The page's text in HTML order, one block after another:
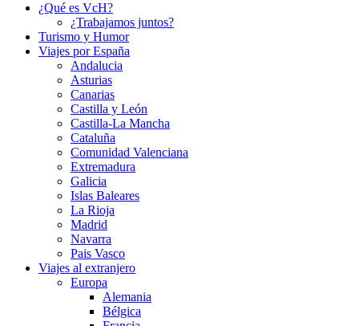
¿Qué es VcH?
¿Trabajamos juntos?
Turismo y Humor
Viajes por España
Andalucia
Asturias
Canarias
Castilla y León
Castilla-La Mancha
Cataluña
Comunidad Valenciana
Extremadura
Galicia
Islas Baleares
La Rioja
Madrid
Navarra
Pais Vasco
Viajes al extranjero
Europa
Alemania
Bélgica